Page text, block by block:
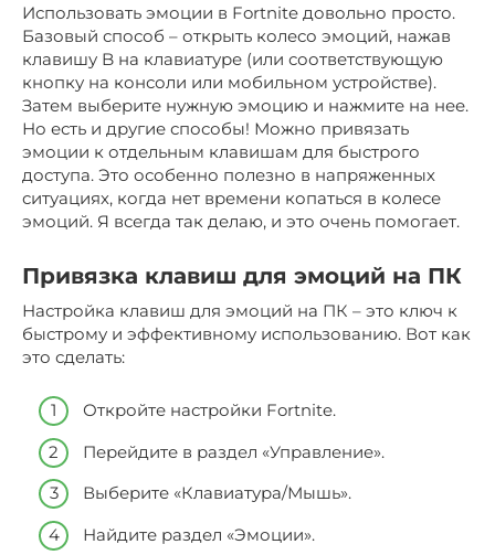
Использовать эмоции в Fortnite довольно просто.
Базовый способ – открыть колесо эмоций, нажав
клавишу B на клавиатуре (или соответствующую
кнопку на консоли или мобильном устройстве).
Затем выберите нужную эмоцию и нажмите на нее.
Но есть и другие способы! Можно привязать
эмоции к отдельным клавишам для быстрого
доступа. Это особенно полезно в напряженных
ситуациях, когда нет времени копаться в колесе
эмоций. Я всегда так делаю, и это очень помогает.
Привязка клавиш для эмоций на ПК
Настройка клавиш для эмоций на ПК – это ключ к
быстрому и эффективному использованию. Вот как
это сделать:
Откройте настройки Fortnite.
Перейдите в раздел «Управление».
Выберите «Клавиатура/Мышь».
Найдите раздел «Эмоции».